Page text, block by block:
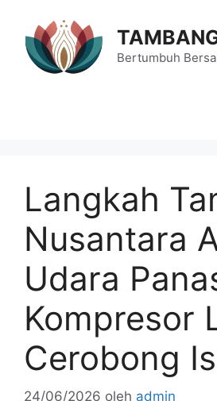
Bertumbuh
Langkah
Nusantara
Udara
Kompresor
Cerobong
24/06/2026 oleh admin